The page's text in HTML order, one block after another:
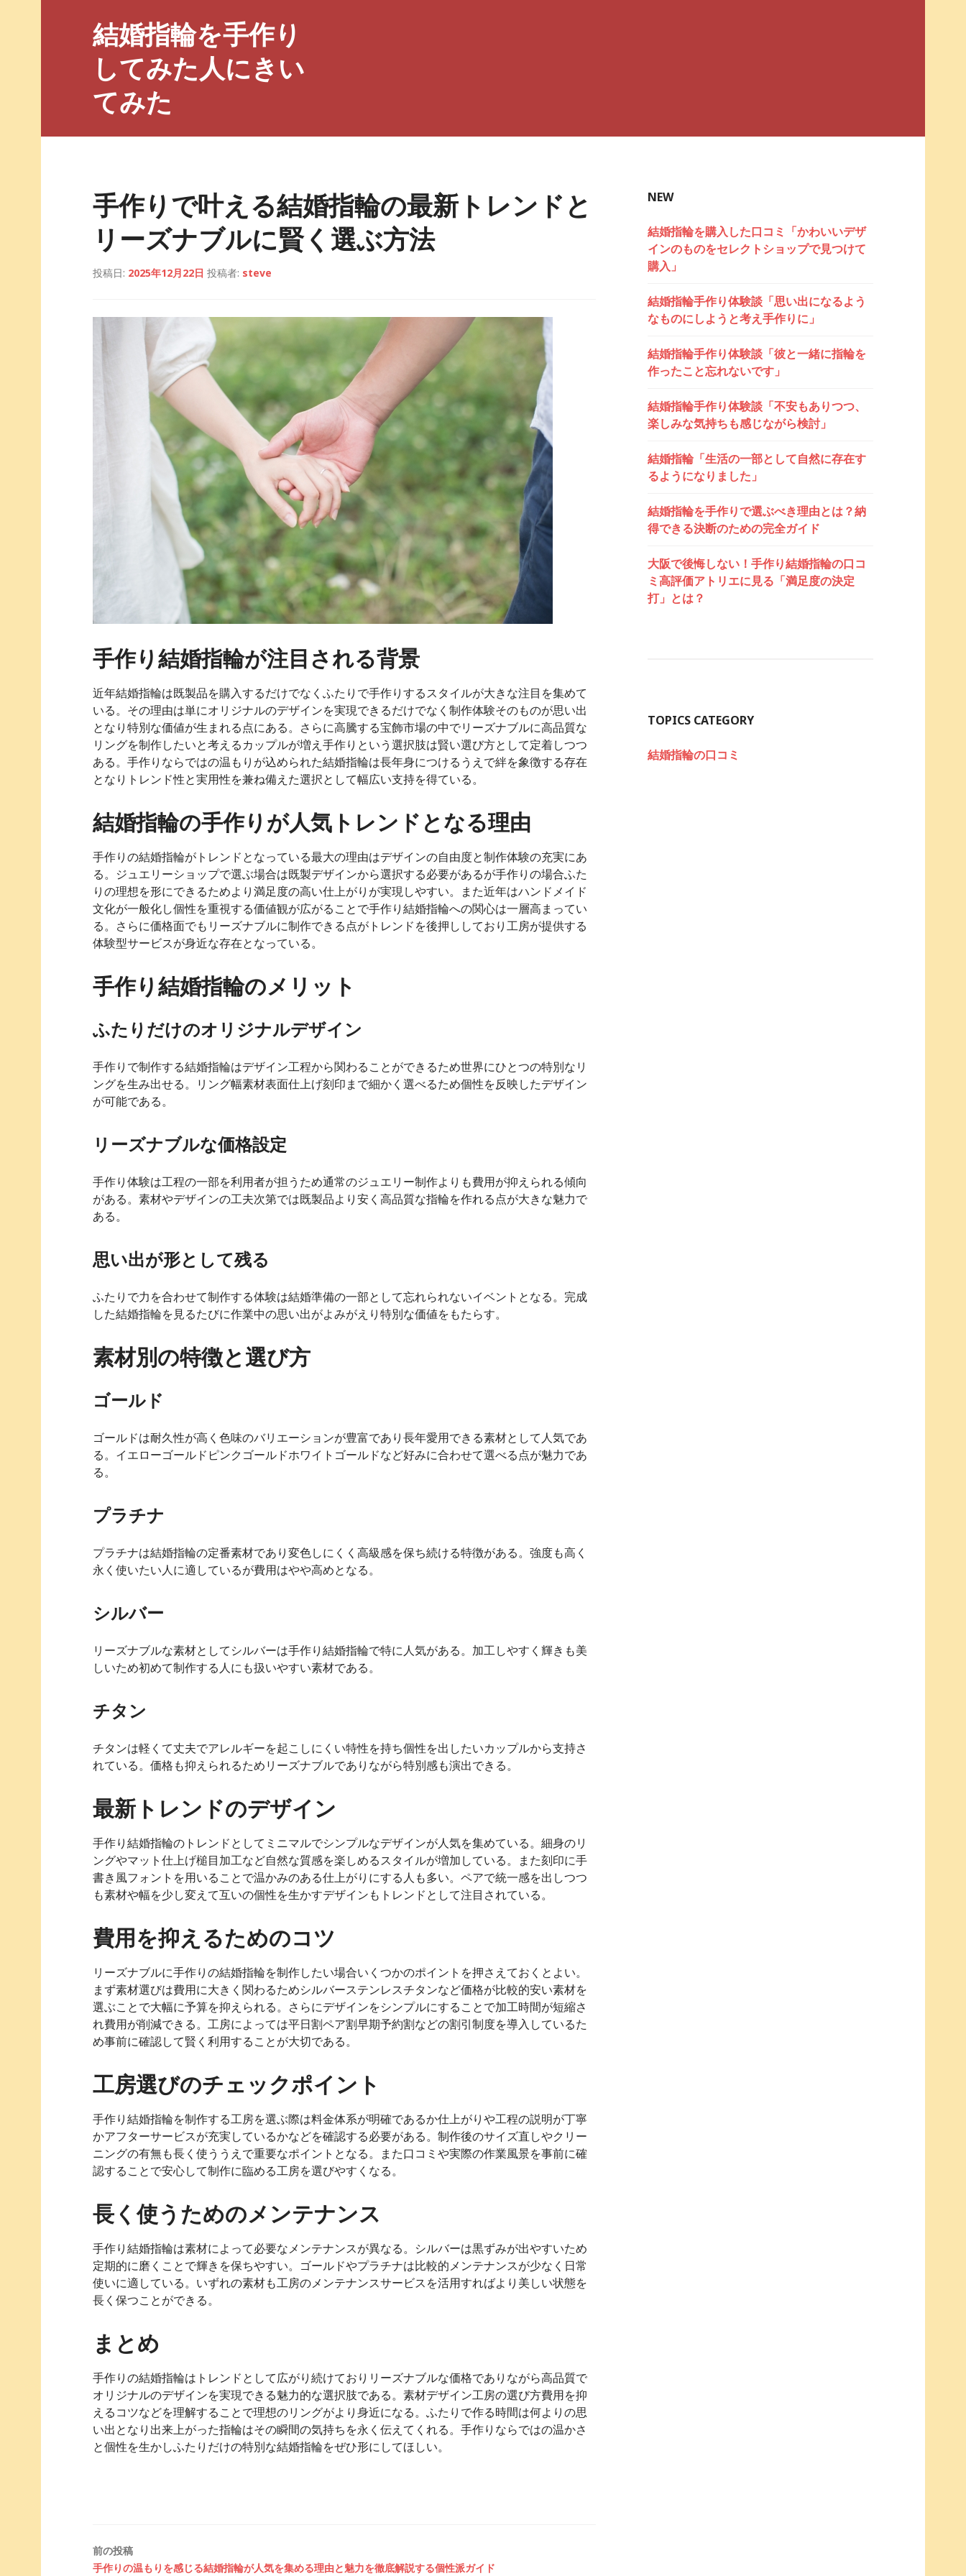
結婚指輪を手作り
してみた人にきい
てみた
手作りで叶える結婚指輪の最新トレンドと
リーズナブルに賢く選ぶ方法
投稿日: 2025年12月22日 投稿者: steve
手作り結婚指輪が注目される背景
近年結婚指輪は既製品を購入するだけでなくふたりで手作りするスタイルが大きな注目を集めて
いる。その理由は単にオリジナルのデザインを実現できるだけでなく制作体験そのものが思い出
となり特別な価値が生まれる点にある。さらに高騰する宝飾市場の中でリーズナブルに高品質な
リングを制作したいと考えるカップルが増え手作りという選択肢は賢い選び方として定着しつつ
ある。手作りならではの温もりが込められた結婚指輪は長年身につけるうえで絆を象徴する存在
となりトレンド性と実用性を兼ね備えた選択として幅広い支持を得ている。
結婚指輪の手作りが人気トレンドとなる理由
手作りの結婚指輪がトレンドとなっている最大の理由はデザインの自由度と制作体験の充実にあ
る。ジュエリーショップで選ぶ場合は既製デザインから選択する必要があるが手作りの場合ふた
りの理想を形にできるためより満足度の高い仕上がりが実現しやすい。また近年はハンドメイド
文化が一般化し個性を重視する価値観が広がることで手作り結婚指輪への関心は一層高まってい
る。さらに価格面でもリーズナブルに制作できる点がトレンドを後押ししており工房が提供する
体験型サービスが身近な存在となっている。
手作り結婚指輪のメリット
ふたりだけのオリジナルデザイン
手作りで制作する結婚指輪はデザイン工程から関わることができるため世界にひとつの特別なリ
ングを生み出せる。リング幅素材表面仕上げ刻印まで細かく選べるため個性を反映したデザイン
が可能である。
リーズナブルな価格設定
手作り体験は工程の一部を利用者が担うため通常のジュエリー制作よりも費用が抑えられる傾向
がある。素材やデザインの工夫次第では既製品より安く高品質な指輪を作れる点が大きな魅力で
ある。
思い出が形として残る
ふたりで力を合わせて制作する体験は結婚準備の一部として忘れられないイベントとなる。完成
した結婚指輪を見るたびに作業中の思い出がよみがえり特別な価値をもたらす。
素材別の特徴と選び方
ゴールド
ゴールドは耐久性が高く色味のバリエーションが豊富であり長年愛用できる素材として人気であ
る。イエローゴールドピンクゴールドホワイトゴールドなど好みに合わせて選べる点が魅力であ
る。
プラチナ
プラチナは結婚指輪の定番素材であり変色しにくく高級感を保ち続ける特徴がある。強度も高く
永く使いたい人に適しているが費用はやや高めとなる。
シルバー
リーズナブルな素材としてシルバーは手作り結婚指輪で特に人気がある。加工しやすく輝きも美
しいため初めて制作する人にも扱いやすい素材である。
チタン
チタンは軽くて丈夫でアレルギーを起こしにくい特性を持ち個性を出したいカップルから支持さ
れている。価格も抑えられるためリーズナブルでありながら特別感も演出できる。
最新トレンドのデザイン
手作り結婚指輪のトレンドとしてミニマルでシンプルなデザインが人気を集めている。細身のリ
ングやマット仕上げ槌目加工など自然な質感を楽しめるスタイルが増加している。また刻印に手
書き風フォントを用いることで温かみのある仕上がりにする人も多い。ペアで統一感を出しつつ
も素材や幅を少し変えて互いの個性を生かすデザインもトレンドとして注目されている。
費用を抑えるためのコツ
リーズナブルに手作りの結婚指輪を制作したい場合いくつかのポイントを押さえておくとよい。
まず素材選びは費用に大きく関わるためシルバーステンレスチタンなど価格が比較的安い素材を
選ぶことで大幅に予算を抑えられる。さらにデザインをシンプルにすることで加工時間が短縮さ
れ費用が削減できる。工房によっては平日割ペア割早期予約割などの割引制度を導入しているた
め事前に確認して賢く利用することが大切である。
工房選びのチェックポイント
手作り結婚指輪を制作する工房を選ぶ際は料金体系が明確であるか仕上がりや工程の説明が丁寧
かアフターサービスが充実しているかなどを確認する必要がある。制作後のサイズ直しやクリー
ニングの有無も長く使ううえで重要なポイントとなる。また口コミや実際の作業風景を事前に確
認することで安心して制作に臨める工房を選びやすくなる。
長く使うためのメンテナンス
手作り結婚指輪は素材によって必要なメンテナンスが異なる。シルバーは黒ずみが出やすいため
定期的に磨くことで輝きを保ちやすい。ゴールドやプラチナは比較的メンテナンスが少なく日常
使いに適している。いずれの素材も工房のメンテナンスサービスを活用すればより美しい状態を
長く保つことができる。
まとめ
手作りの結婚指輪はトレンドとして広がり続けておりリーズナブルな価格でありながら高品質で
オリジナルのデザインを実現できる魅力的な選択肢である。素材デザイン工房の選び方費用を抑
えるコツなどを理解することで理想のリングがより身近になる。ふたりで作る時間は何よりの思
い出となり出来上がった指輪はその瞬間の気持ちを永く伝えてくれる。手作りならではの温かさ
と個性を生かしふたりだけの特別な結婚指輪をぜひ形にしてほしい。
投
前の投稿
手作りの温もりを感じる結婚指輪が人気を集める理由と魅力を徹底解説する個性派ガイド
NEW
結婚指輪を購入した口コミ「かわいいデザ
インのものをセレクトショップで見つけて
購入」
結婚指輪手作り体験談「思い出になるよう
なものにしようと考え手作りに」
結婚指輪手作り体験談「彼と一緒に指輪を
作ったこと忘れないです」
結婚指輪手作り体験談「不安もありつつ、
楽しみな気持ちも感じながら検討」
結婚指輪「生活の一部として自然に存在す
るようになりました」
結婚指輪を手作りで選ぶべき理由とは？納
得できる決断のための完全ガイド
大阪で後悔しない！手作り結婚指輪の口コ
ミ高評価アトリエに見る「満足度の決定
打」とは？
TOPICS CATEGORY
結婚指輪の口コミ